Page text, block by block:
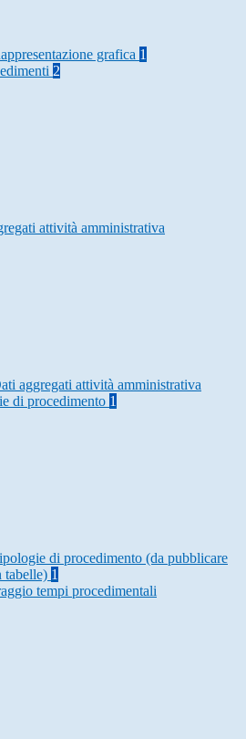
grafica 1
2
attività amministrativa
aggregati attività amministrativa
di procedimento 1
di procedimento (da pubblicare
tabelle) 1
tempi procedimentali